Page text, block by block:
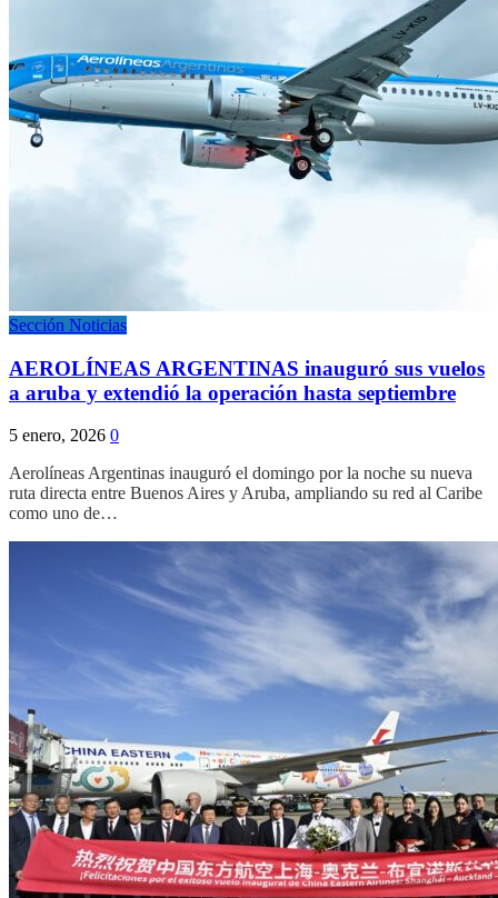
Sección Noticias
AEROLÍNEAS ARGENTINAS inauguró sus vuelos
a aruba y extendió la operación hasta septiembre
5 enero, 2026 0
Aerolíneas Argentinas inauguró el domingo por la noche su nueva
ruta directa entre Buenos Aires y Aruba, ampliando su red al Caribe
como uno de…